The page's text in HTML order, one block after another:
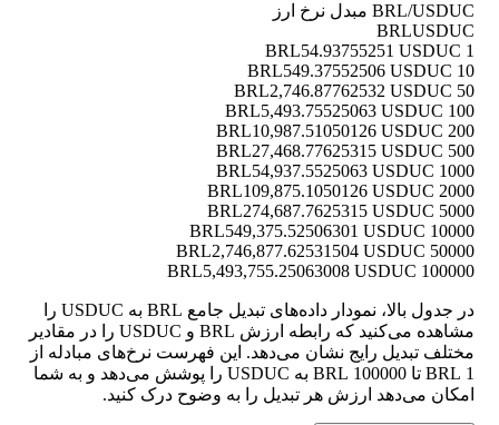
BRL/USDUC مبدل نرخ ارز
BRLUSDUC
1 BRL
54.93755251 USDUC
10 BRL
549.37552506 USDUC
50 BRL
2,746.87762532 USDUC
100 BRL
5,493.75525063 USDUC
200 BRL
10,987.51050126 USDUC
500 BRL
27,468.77625315 USDUC
1000 BRL
54,937.5525063 USDUC
2000 BRL
109,875.1050126 USDUC
5000 BRL
274,687.7625315 USDUC
10000 BRL
549,375.52506301 USDUC
50000 BRL
2,746,877.62531504 USDUC
100000 BRL
5,493,755.25063008 USDUC
در جدول بالا، نمودار داده‌های تبدیل جامع BRL به USDUC را
مشاهده می‌کنید که رابطه ارزش BRL و USDUC را در مقادیر
مختلف تبدیل رایج نشان می‌دهد. این فهرست نرخ‌های مبادله از
1 BRL تا 100000 BRL به USDUC را پوشش می‌دهد و به شما
امکان می‌دهد ارزش هر تبدیل را به وضوح درک کنید.